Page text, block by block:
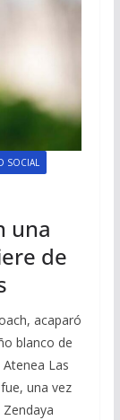
SOCIAL
una
de
acaparó
blanco de
Las
una vez